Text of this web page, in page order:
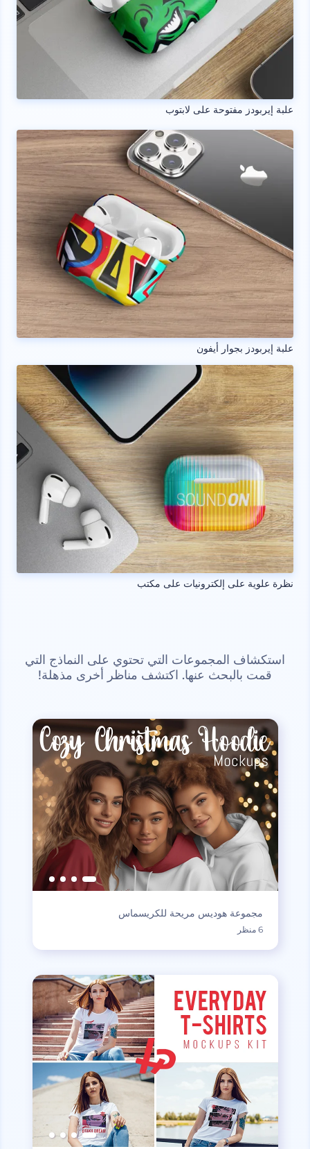
علبة إيربودز مفتوحة على لابتوب
علبة إيربودز بجوار أيفون
نظرة علوية على إلكترونيات على مكتب
استكشاف المجموعات التي تحتوي على النماذج التي
قمت بالبحث عنها. اكتشف مناظر أخرى مذهلة!
مجموعة هوديس مريحة للكريسماس
6 منظر